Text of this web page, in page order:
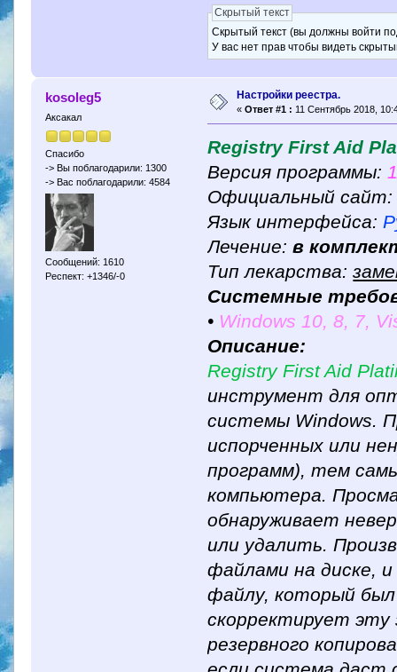
Скрытый текст
Скрытый текст (вы должны войти
У вас нет прав чтобы видеть
kosoleg5
Аксакал
Спасибо
-> Вы поблагодарили: 1300
-> Вас поблагодарили: 4584
Сообщений: 1610
Респект: +1346/-0
Настройки реестра.
« Ответ #1 : 11 Сентябрь 2018,
Registry First Aid
Версия программы:
Официальный
Язык интерфейса:
Лечение: в
Тип лекарства:
Системные
• Windows 10, 8, 7,
Описание:
Registry First Aid
инструмент для
системы Windows.
испорченных или
программ), тем
компьютера.
обнаруживает
или удалить.
файлами на диске,
файлу, который
скорректирует
резервного